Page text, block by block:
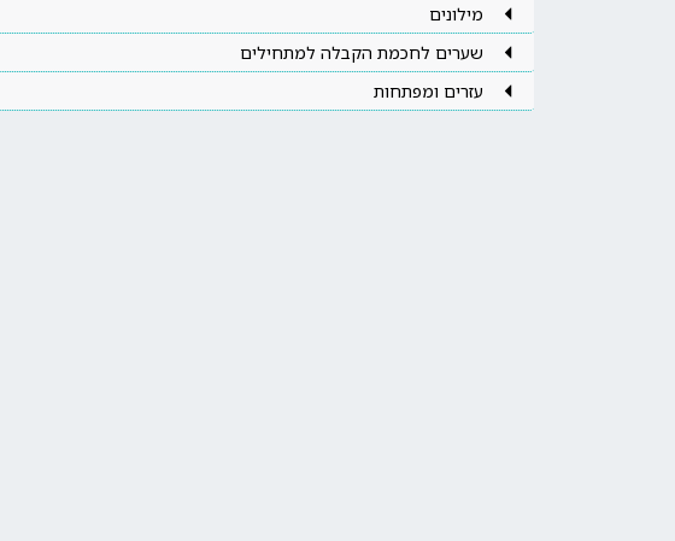
מילונים
שערים לחכמת הקבלה למתחילים
עזרים ומפתחות